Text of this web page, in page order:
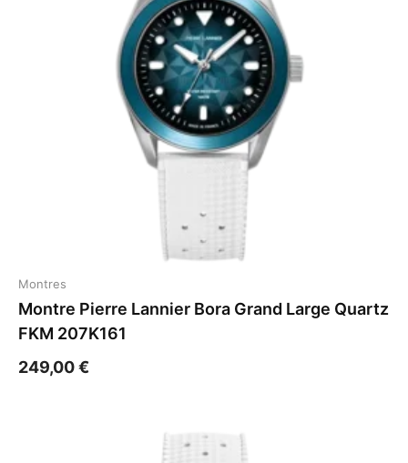
Montres
Montre Pierre Lannier Bora Grand Large Quartz
FKM 207K161
249,00€